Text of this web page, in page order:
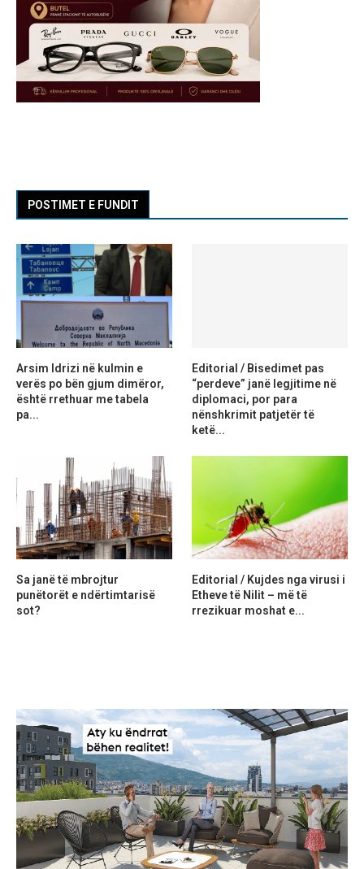
POSTIMET E FUNDIT
Arsim Idrizi në kulmin e
verës po bën gjum dimëror,
është rrethuar me tabela
pa...
Editorial / Bisedimet pas
“perdeve” janë legjitime në
diplomaci, por para
nënshkrimit patjetër të
ketë...
Sa janë të mbrojtur
punëtorët e ndërtimtarisë
sot?
Editorial / Kujdes nga virusi i
Etheve të Nilit – më të
rrezikuar moshat e...